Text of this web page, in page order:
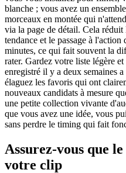
blanche ; vous avez un
morceaux en montée qui
via la page de détail. Cela
tendance et le passage à
minutes, ce qui fait souvent la
rater. Gardez votre liste légère
enregistré il y a deux semaines
élaguez les favoris qui ont
nouveaux candidats à mesure
une petite collection vivante
que vous avez une idée, vous
sans perdre le timing qui fait
Assurez-vous que
votre clip